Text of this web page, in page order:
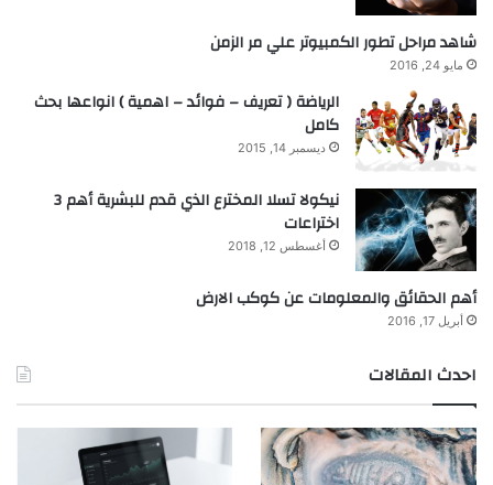
شاهد مراحل تطور الكمبيوتر علي مر الزمن
مايو 24, 2016
الرياضة ( تعريف – فوائد – اهمية ) انواعها بحث
كامل
ديسمبر 14, 2015
نيكولا تسلا المخترع الذي قدم للبشرية أهم 3
اختراعات
أغسطس 12, 2018
أهم الحقائق والمعلومات عن كوكب الارض
أبريل 17, 2016
احدث المقالات